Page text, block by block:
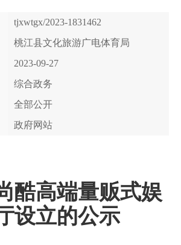
tjxwtgx/2023-1831462
桃江县文化旅游广电体育局
2023-09-27
综合政务
全部公开
政府网站
酷高端量贩式娱
设立的公示